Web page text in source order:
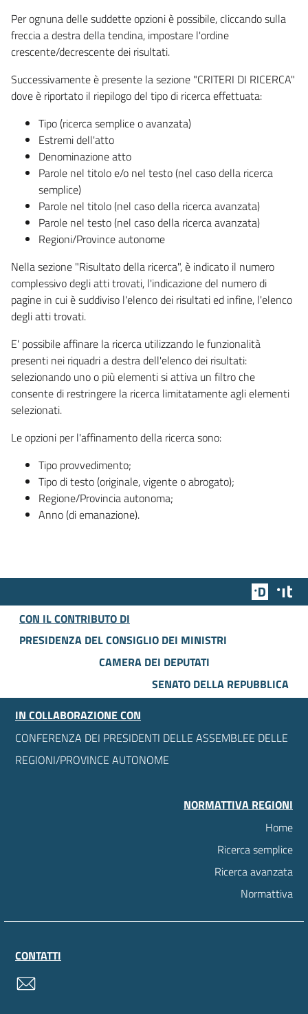
Per ognuna delle suddette opzioni è possibile, cliccando sulla
freccia a destra della tendina, impostare l'ordine
crescente/decrescente dei risultati.
Successivamente è presente la sezione "CRITERI DI RICERCA"
dove è riportato il riepilogo del tipo di ricerca effettuata:
Tipo (ricerca semplice o avanzata)
Estremi dell'atto
Denominazione atto
Parole nel titolo e/o nel testo (nel caso della ricerca
semplice)
Parole nel titolo (nel caso della ricerca avanzata)
Parole nel testo (nel caso della ricerca avanzata)
Regioni/Province autonome
Nella sezione "Risultato della ricerca", è indicato il numero
complessivo degli atti trovati, l'indicazione del numero di
pagine in cui è suddiviso l'elenco dei risultati ed infine, l'elenco
degli atti trovati.
E' possibile affinare la ricerca utilizzando le funzionalità
presenti nei riquadri a destra dell'elenco dei risultati:
selezionando uno o più elementi si attiva un filtro che
consente di restringere la ricerca limitatamente agli elementi
selezionati.
Le opzioni per l'affinamento della ricerca sono:
Tipo provvedimento;
Tipo di testo (originale, vigente o abrogato);
Regione/Provincia autonoma;
Anno (di emanazione).
Team
CON IL CONTRIBUTO DI
PRESIDENZA DEL CONSIGLIO DEI MINISTRI
CAMERA DEI DEPUTATI
SENATO DELLA REPUBBLICA
IN COLLABORAZIONE CON
CONFERENZA DEI PRESIDENTI DELLE ASSEMBLEE DELLE
REGIONI/PROVINCE AUTONOME
NORMATTIVA REGIONI
Home
Ricerca semplice
Ricerca avanzata
Normattiva
CONTATTI